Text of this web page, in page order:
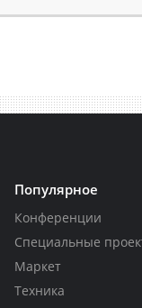
Популярное
Конференции
Специальные
Маркет
Техника